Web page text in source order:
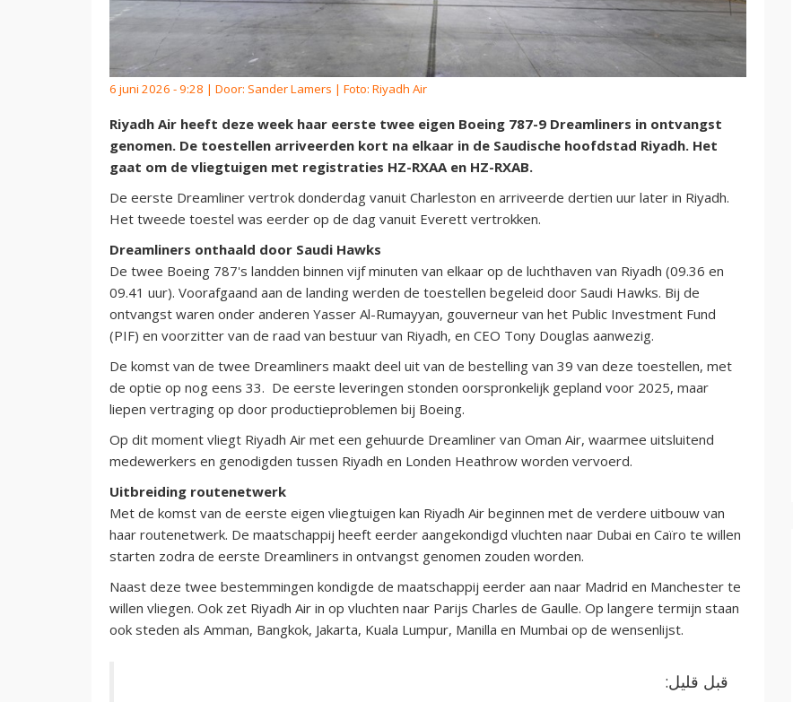
6 juni 2026 - 9:28 | Door: Sander Lamers | Foto: Riyadh Air
Riyadh Air heeft deze week haar eerste twee eigen Boeing 787-9 Dreamliners in ontvangst
genomen. De toestellen arriveerden kort na elkaar in de Saudische hoofdstad Riyadh. Het
gaat om de vliegtuigen met registraties HZ-RXAA en HZ-RXAB.
De eerste Dreamliner vertrok donderdag vanuit Charleston en arriveerde dertien uur later in Riyadh.
Het tweede toestel was eerder op de dag vanuit Everett vertrokken.
Dreamliners onthaald door Saudi Hawks
De twee Boeing 787's landden binnen vijf minuten van elkaar op de luchthaven van Riyadh (09.36 en
09.41 uur). Voorafgaand aan de landing werden de toestellen begeleid door Saudi Hawks. Bij de
ontvangst waren onder anderen Yasser Al-Rumayyan, gouverneur van het Public Investment Fund
(PIF) en voorzitter van de raad van bestuur van Riyadh, en CEO Tony Douglas aanwezig.
De komst van de twee Dreamliners maakt deel uit van de bestelling van 39 van deze toestellen, met
de optie op nog eens 33. De eerste leveringen stonden oorspronkelijk gepland voor 2025, maar
liepen vertraging op door productieproblemen bij Boeing.
Op dit moment vliegt Riyadh Air met een gehuurde Dreamliner van Oman Air, waarmee uitsluitend
medewerkers en genodigden tussen Riyadh en Londen Heathrow worden vervoerd.
Uitbreiding routenetwerk
Met de komst van de eerste eigen vliegtuigen kan Riyadh Air beginnen met de verdere uitbouw van
haar routenetwerk. De maatschappij heeft eerder aangekondigd vluchten naar Dubai en Caïro te willen
starten zodra de eerste Dreamliners in ontvangst genomen zouden worden.
Naast deze twee bestemmingen kondigde de maatschappij eerder aan naar Madrid en Manchester te
willen vliegen. Ook zet Riyadh Air in op vluchten naar Parijs Charles de Gaulle. Op langere termijn staan
ook steden als Amman, Bangkok, Jakarta, Kuala Lumpur, Manilla en Mumbai op de wensenlijst.
قبل قليل: